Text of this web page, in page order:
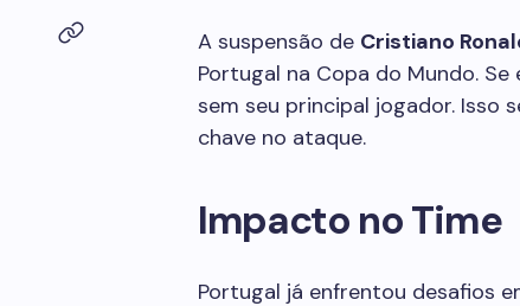
A suspensão de Cristiano
Portugal na Copa do Mundo.
sem seu principal jogador. Isso
chave no ataque.
Impacto no Time
Portugal já enfrentou desafios